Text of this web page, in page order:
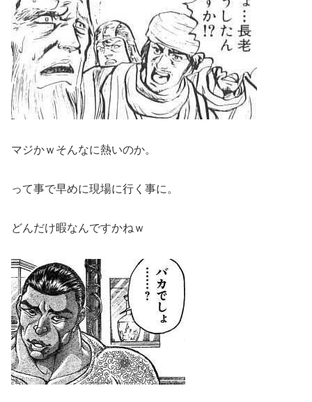
マジかｗそんなに熱いのか。
って事で早めに現場に行く事に。
どんだけ暇なんですかねｗ